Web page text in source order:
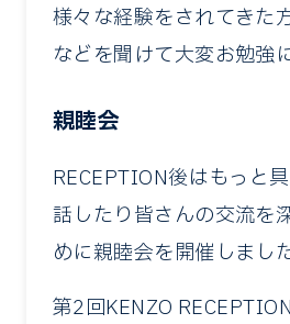
様々な経験をされてきた
などを聞けて大変お勉強
親睦会
RECEPTION後はもっと
話したり皆さんの交流を
めに親睦会を開催しました
第2回KENZO